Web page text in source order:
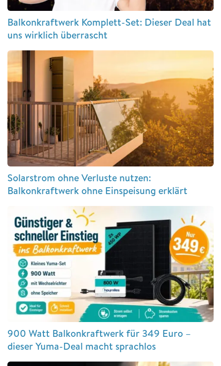
Balkonkraftwerk Komplett-Set: Dieser Deal hat
uns wirklich überrascht
Solarstrom ohne Verluste nutzen:
Balkonkraftwerk ohne Einspeisung erklärt
900 Watt Balkonkraftwerk für 349 Euro –
dieser Yuma-Deal macht sprachlos